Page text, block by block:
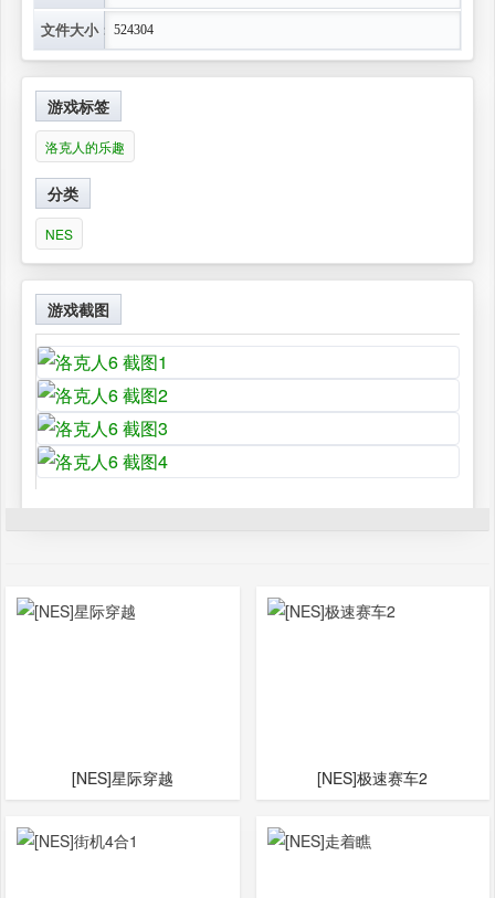
文件大小： 524304
游戏标签
洛克人的乐趣
分类
NES
游戏截图
[NES]星际穿越 [NES]极速赛车2